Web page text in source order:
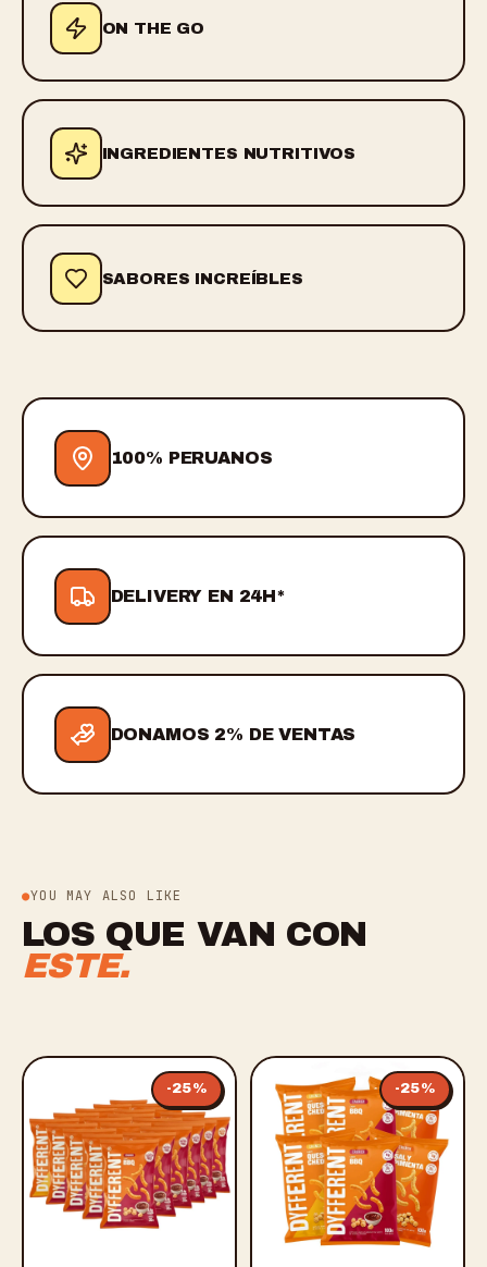
ON THE GO
INGREDIENTES NUTRITIVOS
SABORES INCREÍBLES
100% PERUANOS
DELIVERY EN 24H*
DONAMOS 2% DE VENTAS
YOU MAY ALSO LIKE
LOS QUE VAN CON
ESTE.
-25% -25%